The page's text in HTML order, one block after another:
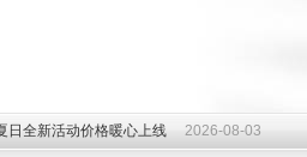
日全新活动价格暖心上线 2026-08-03